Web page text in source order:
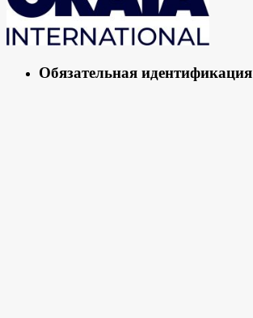
Обязательная идентификация